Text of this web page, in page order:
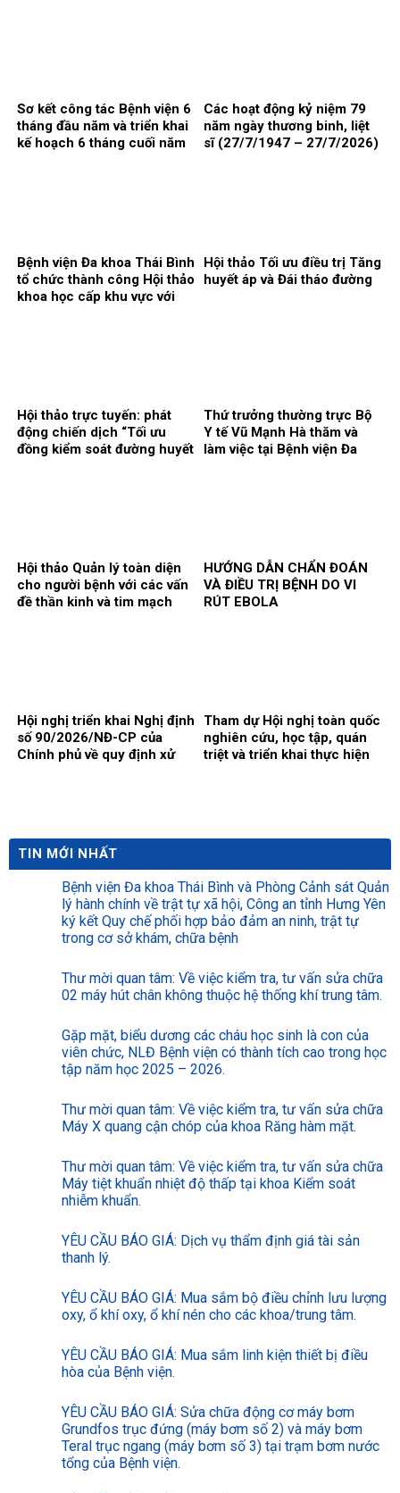
Sơ kết công tác Bệnh viện 6
tháng đầu năm và triển khai
kế hoạch 6 tháng cuối năm
Các hoạt động kỷ niệm 79
năm ngày thương binh, liệt
sĩ (27/7/1947 – 27/7/2026)
Bệnh viện Đa khoa Thái Bình
tổ chức thành công Hội thảo
khoa học cấp khu vực với
Hội thảo Tối ưu điều trị Tăng
huyết áp và Đái tháo đường
Hội thảo trực tuyến: phát
động chiến dịch “Tối ưu
đồng kiểm soát đường huyết
Thứ trưởng thường trực Bộ
Y tế Vũ Mạnh Hà thăm và
làm việc tại Bệnh viện Đa
Hội thảo Quản lý toàn diện
cho người bệnh với các vấn
đề thần kinh và tim mạch
HƯỚNG DẪN CHẨN ĐOÁN
VÀ ĐIỀU TRỊ BỆNH DO VI
RÚT EBOLA
Hội nghị triển khai Nghị định
số 90/2026/NĐ-CP của
Chính phủ về quy định xử
Tham dự Hội nghị toàn quốc
nghiên cứu, học tập, quán
triệt và triển khai thực hiện
TIN MỚI NHẤT
Bệnh viện Đa khoa Thái Bình và Phòng Cảnh sát Quản
lý hành chính về trật tự xã hội, Công an tỉnh Hưng Yên
ký kết Quy chế phối hợp bảo đảm an ninh, trật tự
trong cơ sở khám, chữa bệnh
Thư mời quan tâm: Về việc kiểm tra, tư vấn sửa chữa
02 máy hút chân không thuộc hệ thống khí trung tâm.
Gặp mặt, biểu dương các cháu học sinh là con của
viên chức, NLĐ Bệnh viện có thành tích cao trong học
tập năm học 2025 – 2026.
Thư mời quan tâm: Về việc kiểm tra, tư vấn sửa chữa
Máy X quang cận chóp của khoa Răng hàm mặt.
Thư mời quan tâm: Về việc kiểm tra, tư vấn sửa chữa
Máy tiệt khuẩn nhiệt độ thấp tại khoa Kiểm soát
nhiễm khuẩn.
YÊU CẦU BÁO GIÁ: Dịch vụ thẩm định giá tài sản
thanh lý.
YÊU CẦU BÁO GIÁ: Mua sắm bộ điều chỉnh lưu lượng
oxy, ổ khí oxy, ổ khí nén cho các khoa/trung tâm.
YÊU CẦU BÁO GIÁ: Mua sắm linh kiện thiết bị điều
hòa của Bệnh viện.
YÊU CẦU BÁO GIÁ: Sửa chữa động cơ máy bơm
Grundfos trục đứng (máy bơm số 2) và máy bơm
Teral trục ngang (máy bơm số 3) tại trạm bơm nước
tổng của Bệnh viện.